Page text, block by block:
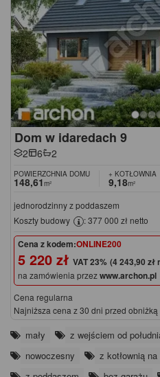
Dom w idaredach 9
2 6 2
POWIERZCHNIA DOMU
148,61m²
+ KOTŁOWNIA
9,18m²
jednorodzinny z poddaszem
Koszty budowy
: 377 000 zł netto
Cena z kodem:ONLINE200
5 220 zł (4 243,90 zł
na zamówienia przezwww.archon.pl
Cena regularna
Najniższa cena z 30 dni przed obniżką
mały z wejściem od
nowoczesny
z kotłownią